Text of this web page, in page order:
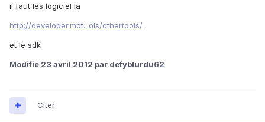
il faut les logiciel la
http://developer.mot...ols/othertools/
et le sdk
Modifié 23 avril 2012 par defyblurdu62
Citer